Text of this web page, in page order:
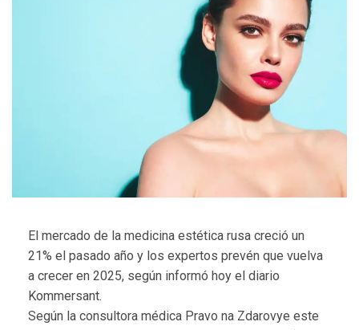
El mercado de la medicina estética rusa creció un
21% el pasado año y los expertos prevén que vuelva
a crecer en 2025, según informó hoy el diario
Kommersant.
Según la consultora médica Pravo na Zdarovye este